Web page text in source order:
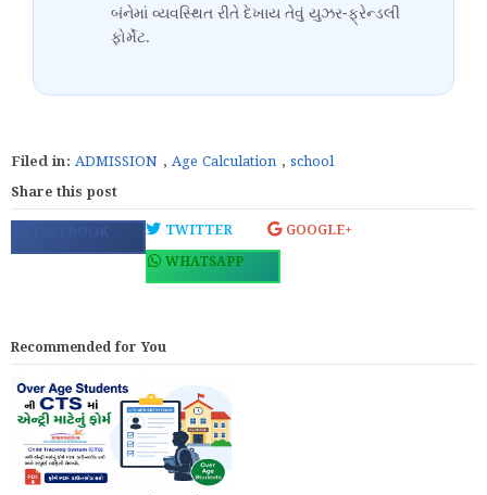
બંનેમાં વ્યવસ્થિત રીતે દેખાય તેવું યુઝર-ફ્રેન્ડલી
ફોર્મેટ.
Filed in: ADMISSION , Age Calculation , school
Share this post
FACEBOOK TWITTER
GOOGLE+
WHATSAPP
Recommended for You